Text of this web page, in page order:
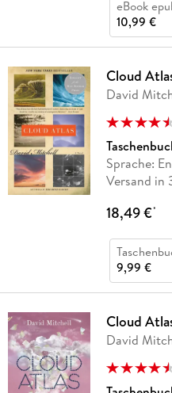
eBook
10,99 €
Cloud
David
Sprache:
Versand in
18,49 €*
9,99 €
Cloud
David